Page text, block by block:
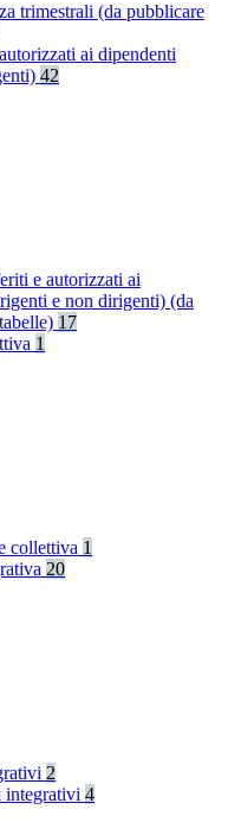
trimestrali (da pubblicare
ai dipendenti
42
e autorizzati ai
e non dirigenti) (da
17
1
collettiva 1
20
2
integrativi 4